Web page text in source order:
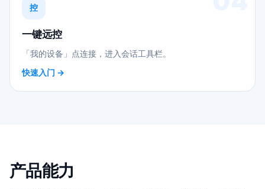
控
一键远控
「我的设备」点连接，进入会话工具栏。
快速入门 →
产品能力